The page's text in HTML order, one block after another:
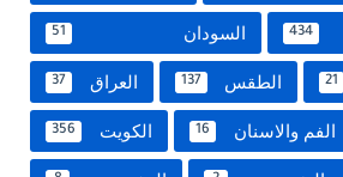
434 السودان 51
21 الطقس 137 العراق 37
الفم والاسنان 16 الكويت 356